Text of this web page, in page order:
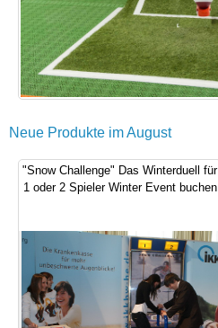
Neue Produkte im August
"Snow Challenge" Das Winterduell für
1 oder 2 Spieler Winter Event buchen